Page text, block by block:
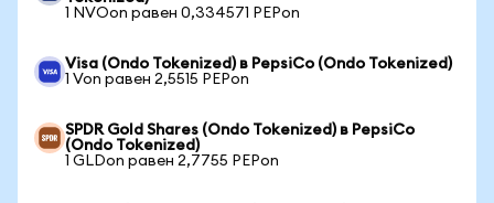
1 NVOon равен 0,334571 PEPon
Visa (Ondo Tokenized) в PepsiCo (Ondo Tokenized)
1 Von равен 2,5515 PEPon
SPDR Gold Shares (Ondo Tokenized) в PepsiCo
(Ondo Tokenized)
1 GLDon равен 2,7755 PEPon